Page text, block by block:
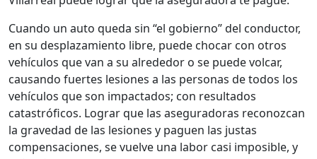
Cuando un auto queda sin “el gobierno” del conductor,
en su desplazamiento libre, puede chocar con otros
vehículos que van a su alrededor o se puede volcar,
causando fuertes lesiones a las personas de todos los
vehículos que son impactados; con resultados
catastróficos. Lograr que las aseguradoras reconozcan
la gravedad de las lesiones y paguen las justas
compensaciones, se vuelve una labor casi imposible, y